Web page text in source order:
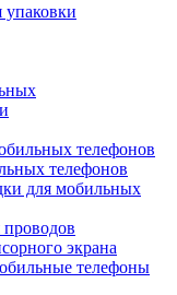
телефонов
телефонов
для мобильных
экрана
телефоны